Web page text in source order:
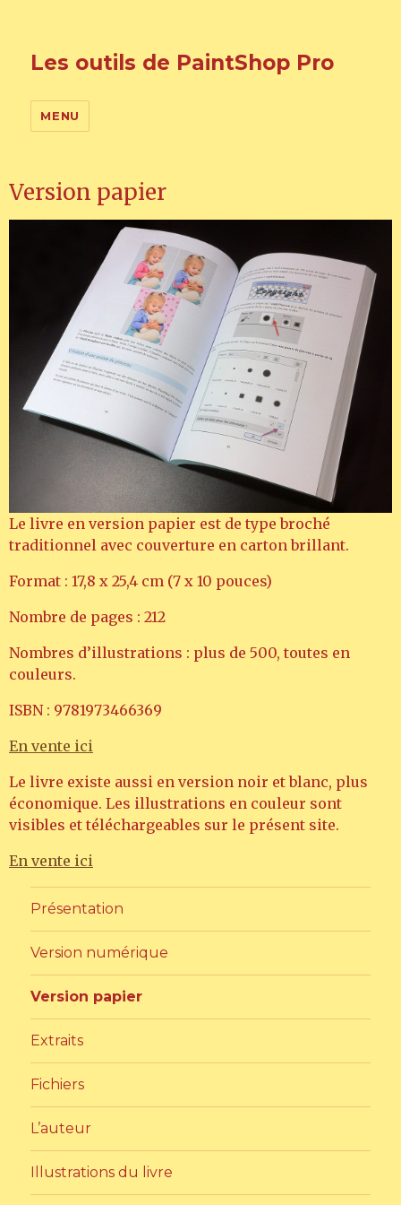
Les outils de PaintShop Pro
MENU
Version papier
Le livre en version papier est de type broché
traditionnel avec couverture en carton brillant.
Format : 17,8 x 25,4 cm (7 x 10 pouces)
Nombre de pages : 212
Nombres d’illustrations : plus de 500, toutes en
couleurs.
ISBN : 9781973466369
En vente ici
Le livre existe aussi en version noir et blanc, plus
économique. Les illustrations en couleur sont
visibles et téléchargeables sur le présent site.
En vente ici
Présentation
Version numérique
Version papier
Extraits
Fichiers
L’auteur
Illustrations du livre